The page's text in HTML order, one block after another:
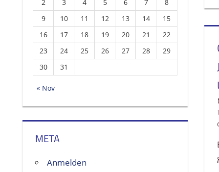
« Nov
2
3 4 5 6 7
8
9
10 11 12 13 14
15
16
17 18 19 20 21
22
23
24 25 26 27 28
29
30
31
META
Anmelden